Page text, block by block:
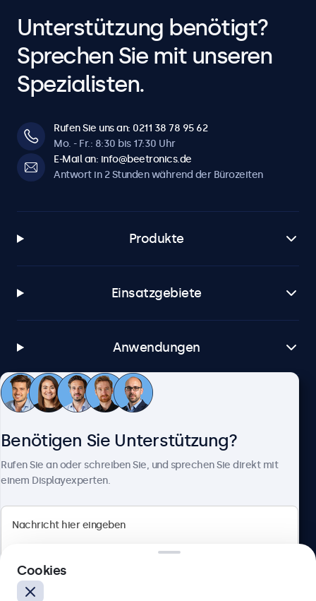
Unterstützung benötigt?
Sprechen Sie mit unseren
Spezialisten.
Rufen Sie uns an: 0211 38 78 95 62
Mo. - Fr.: 8:30 bis 17:30 Uhr
E-Mail an: info@beetronics.de
Antwort in 2 Stunden während der Bürozeiten
Produkte
Einsatzgebiete
Anwendungen
Kundenservice
Berliner Allee 59, 40212 Düsseldorf, Deutschland
Benötigen Sie Unterstützung?
Rufen Sie an oder schreiben Sie, und sprechen Sie direkt mit
einem Displayexperten.
Cookies